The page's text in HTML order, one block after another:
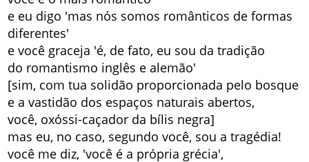
e eu digo 'mas nós somos românticos de formas
diferentes'
e você graceja 'é, de fato, eu sou da tradição
do romantismo inglês e alemão'
[sim, com tua solidão proporcionada pelo bosque
e a vastidão dos espaços naturais abertos,
você, oxóssi-caçador da bílis negra]
mas eu, no caso, segundo você, sou a tragédia!
você me diz, 'você é a própria grécia',